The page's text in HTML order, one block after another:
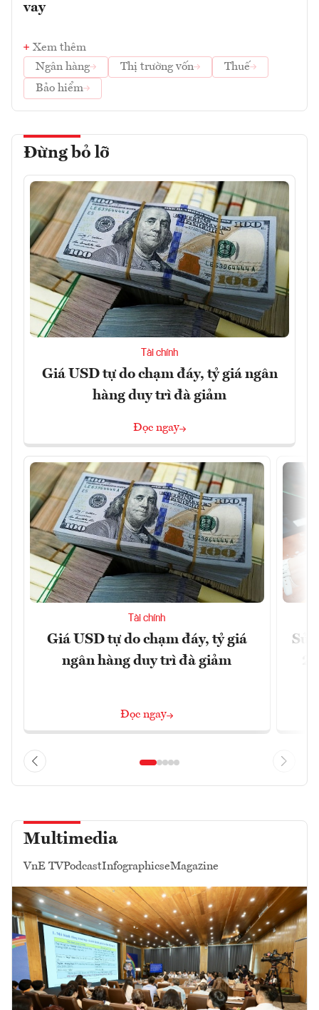
vay
Xem thêm
Ngân hàng
Thị trường vốn
Thuế
Bảo hiểm
Đừng bỏ lỡ
Tài chính
Giá USD tự do chạm đáy, tỷ giá ngân
hàng duy trì đà giảm
Đọc ngay
Tài chính
Giá USD tự do chạm đáy, tỷ giá
ngân hàng duy trì đà giảm
Đọc ngay
Multimedia
VnE TVPodcastInfographicseMagazine